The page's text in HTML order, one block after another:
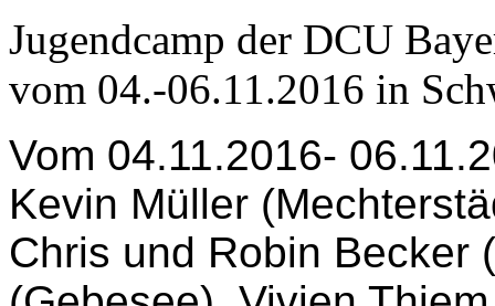
Jugendcamp der DCU
vom 04.-06.11.2016 in
Vom 04.11.2016-
Kevin Müller
Chris und Robin Becker